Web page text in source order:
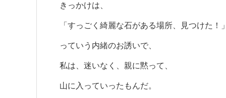
きっかけは、
「すっごく綺麗な石がある場所、見つけた！」
っていう内緒のお誘いで、
私は、迷いなく、親に黙って、
山に入っていったもんだ。